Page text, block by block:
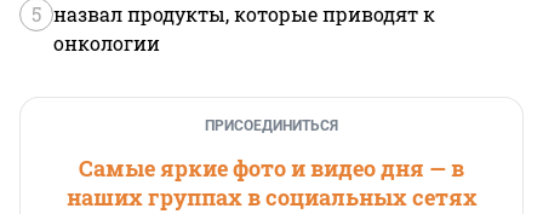
5 назвал продукты, которые приводят к
онкологии
ПРИСОЕДИНИТЬСЯ
Самые яркие фото и видео дня — в
наших группах в социальных сетях